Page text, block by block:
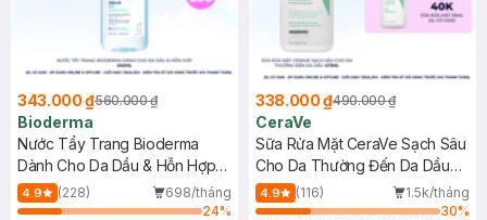
343.000 ₫560.000 ₫
Bioderma
Nước Tẩy Trang Bioderma
Dành Cho Da Dầu & Hỗn Hợp
500ml
4.9 (228)
698/tháng
24%
338.000 ₫490.000 ₫
CeraVe
Sữa Rửa Mặt CeraVe Sạch Sâu
Cho Da Thường Đến Da Dầu
473ml
4.9 (116)
1.5k/tháng
30%